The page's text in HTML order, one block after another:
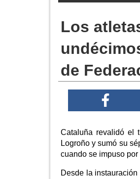
Los
de
Cataluña revalidó el
Logroño y sumó su
cuando se impuso por
Desde la